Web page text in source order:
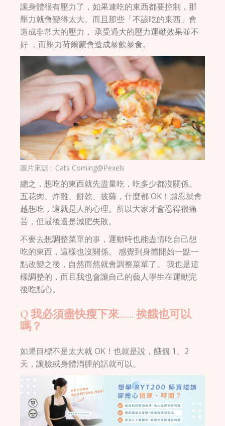
讓身體很有壓力了，如果連吃的東西都要控制，那
壓力就會變得太大。而且那些「不該吃的東西」會
造成非常大的壓力， 承受過大的壓力運動效果並不
好 ，而壓力荷爾蒙會造成暴飲暴食。
圖片來源： Cats Coming@Pexels
總之，想吃的東西就先盡量吃，吃多少都沒關係。
五花肉、炸雞、餅乾、披薩，什麼都 OK！越忍就會
越想吃，這就是人的心理。所以大家才會忍得很痛
苦，但最後還是減肥失敗。
不要去想調整菜單的事，運動時也能盡情吃自己想
吃的東西，這樣也沒關係。 感覺到身體開始一點一
點改變之後，自然而然就會調整菜單了。 我也是這
樣調整的，而且我也會讓自己的藝人學生在運動完
後吃點心。
Q 我必須盡快瘦下來…… 挨餓也可以
嗎？
如果目標不是太大就 OK！也就是說，餓個 1、2
天，讓臉或身體消腫的話就可以。